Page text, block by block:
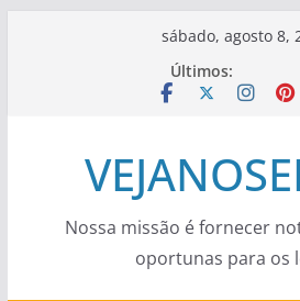
sábado, agosto 8,
Últimos:
Nossa missão é fornecer
oportunas para os